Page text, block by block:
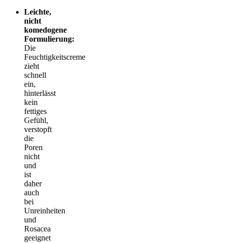
Leichte,
nicht
komedogene
Formulierung:
Die
Feuchtigkeitscreme
zieht
schnell
ein,
hinterlässt
kein
fettiges
Gefühl,
verstopft
die
Poren
nicht
und
ist
daher
auch
bei
Unreinheiten
und
Rosacea
geeignet